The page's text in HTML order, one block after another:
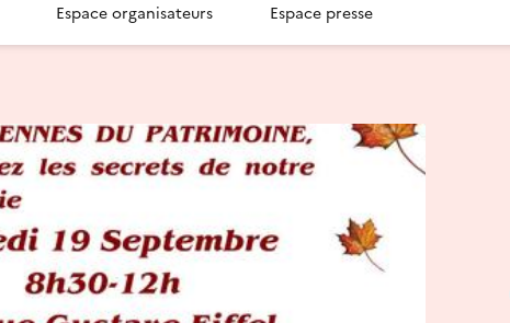
Espace organisateurs Espace presse